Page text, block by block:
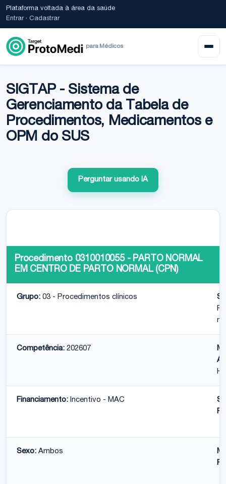
Plataforma voltada à área da saúde
Entrar· Cadastrar
para Médicos
SIGTAP - Sistema de
Gerenciamento da Tabela de
Procedimentos, Medicamentos e
OPM do SUS
Perguntar usando IA
Procedimento 0310010055 - PARTO NORMAL
EM CENTRO DE PARTO NORMAL (CPN)
Grupo: 03 - Procedimentos clínicos
Competência: 202607
Financiamento: Incentivo - MAC
Sexo: Ambos